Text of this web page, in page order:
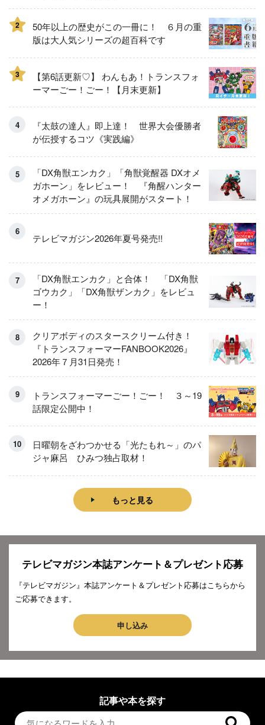
2
50年以上の歴史がこの一冊に！ ６月の重
版は大人気シリーズの超百科です
3
【第6話更新♡】 わんもあ！トランスフォ
ーマーごー！ごー！【月末更新】
『太鼓の達人』即上達！ 世界大会優勝者
が伝授するコツ《実践編》
「DX角獣エンカク」「角獣覚醒器 DXオメ
ガホーン」をレビュー！ 『角醒ハンター
オメガホーン』の玩具展開がスタート！
テレビマガジン2026年夏号発売!!
「DX角獣エンカク」と合体！ 「DX角獣
ゴウカク」「DX角獣ザンカク」をレビュ
ー！
クリアボディのスタースクリーム付き！
『トランスフォーマーFANBOOK2026』
2026年７月31日発売！
トランスフォーマーごー！ごー！ ３～19
話限定公開中！
日曜朝をざわつかせる「光たもれ～」のパ
ジャ麻呂 ひみつ独占取材！
もっと見る
テレビマガジン本誌アンケート＆プレゼント応募
『テレビマガジン』本誌アンケート＆プレゼント応募はこちらから
ご応募できます。
申し込み
記事や本を探す